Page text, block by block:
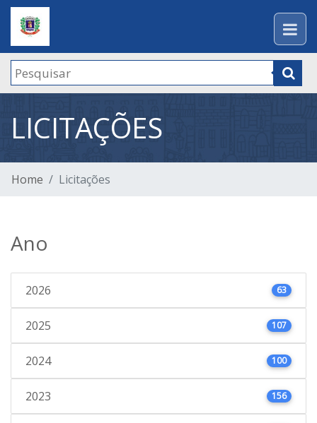
LICITAÇÕES
Home Licitações
Ano
2026 63
2025 107
2024 100
2023 156